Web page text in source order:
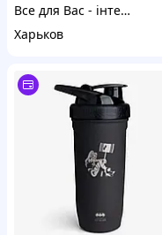
Все для Вас - інтернет магазин товарів для дому, спорту та відпочинку
Харьков